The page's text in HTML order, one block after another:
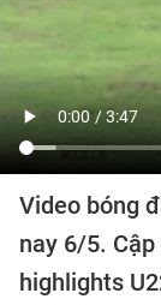
Video bóng
nay 6/5.
highlights